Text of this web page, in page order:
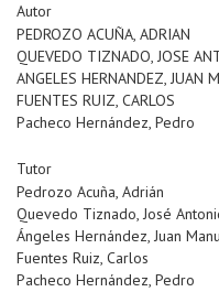
Autor
PEDROZO ACUÑA, ADRIAN
QUEVEDO TIZNADO, JOSE
ANGELES HERNANDEZ, JUAN
FUENTES RUIZ, CARLOS
Pacheco Hernández, Pedro
Tutor
Pedrozo Acuña, Adrián
Quevedo Tiznado, José
Ángeles Hernández, Juan
Fuentes Ruiz, Carlos
Pacheco Hernández, Pedro